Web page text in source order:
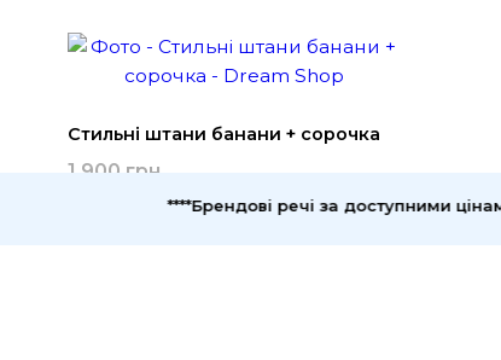
Стильні штани банани + сорочка
1 900 грн
****Брендові речі за доступними